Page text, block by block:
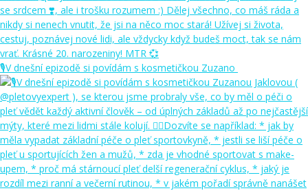
🎙️V dnešní epizodě si povídám s kosmetičkou Zuzano